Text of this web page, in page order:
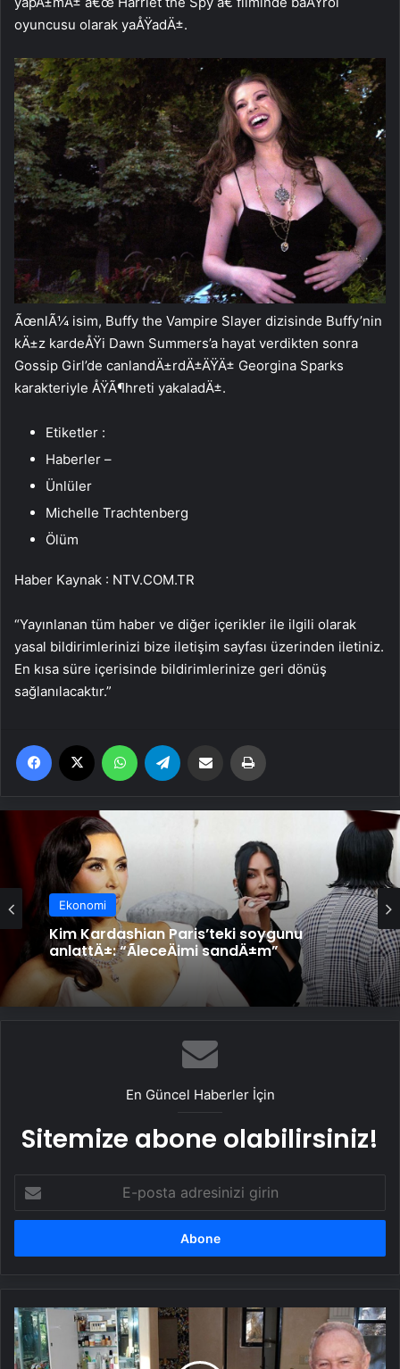
oyuncusu olarak yaÅŸadÄ±.
ÃœnlÃ¼ isim, Buffy the Vampire Slayer dizisinde Buffy’nin
kÄ±z kardeÅŸi Dawn Summers’a hayat verdikten sonra
Gossip Girl’de canlandÄ±rdÄ±ÄŸÄ± Georgina Sparks
karakteriyle ÅŸÃ¶hreti yakaladÄ±.
Etiketler :
Haberler –
Ünlüler
Michelle Trachtenberg
Ölüm
Haber Kaynak : NTV.COM.TR
“Yayınlanan tüm haber ve diğer içerikler ile ilgili olarak
yasal bildirimlerinizi bize iletişim sayfası üzerinden iletiniz.
En kısa süre içerisinde bildirimlerinize geri dönüş
sağlanılacaktır.”
Facebook WhatsApp Email'den paylaş
Ekonomi
Kim Kardashian Paris’teki soygunu
anlattÄ±: “ÃleceÄimi sandÄ±m”
Ekonomi
Spider-Noir filminden ilk kare: Nicolas
Cage baÅrolde
En Güncel Haberler İçin
Sitemize abone olabilirsiniz!
posta
adresinizi
GÃ¶rkemli
malikanenin
tÃ¼yler